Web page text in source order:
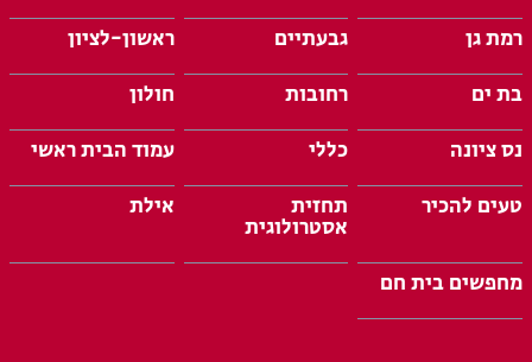
רמת גן
גבעתיים
ראשון-לציון
בת ים
רחובות
חולון
נס ציונה
כללי
עמוד הבית ראשי
טעים להכיר
תחזית
אסטרולוגית
אילת
מחפשים בית חם